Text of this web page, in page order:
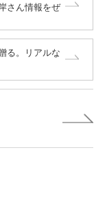
さん情報をぜ
る。リアルな